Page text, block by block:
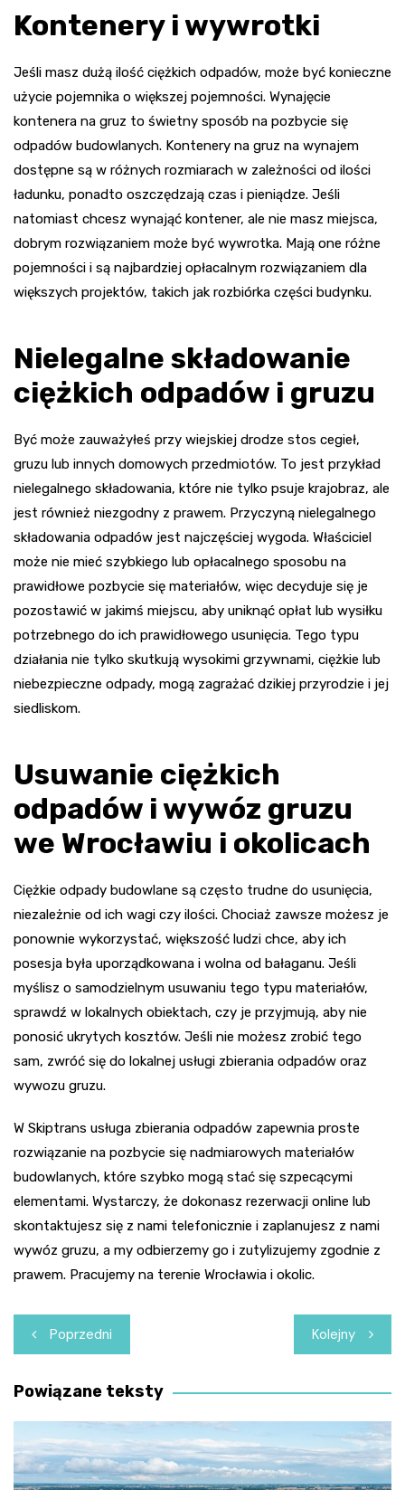
Kontenery i wywrotki
Jeśli masz dużą ilość ciężkich odpadów, może być konieczne
użycie pojemnika o większej pojemności. Wynajęcie
kontenera na gruz to świetny sposób na pozbycie się
odpadów budowlanych. Kontenery na gruz na wynajem
dostępne są w różnych rozmiarach w zależności od ilości
ładunku, ponadto oszczędzają czas i pieniądze. Jeśli
natomiast chcesz wynająć kontener, ale nie masz miejsca,
dobrym rozwiązaniem może być wywrotka. Mają one różne
pojemności i są najbardziej opłacalnym rozwiązaniem dla
większych projektów, takich jak rozbiórka części budynku.
Nielegalne składowanie
ciężkich odpadów i gruzu
Być może zauważyłeś przy wiejskiej drodze stos cegieł,
gruzu lub innych domowych przedmiotów. To jest przykład
nielegalnego składowania, które nie tylko psuje krajobraz, ale
jest również niezgodny z prawem. Przyczyną nielegalnego
składowania odpadów jest najczęściej wygoda. Właściciel
może nie mieć szybkiego lub opłacalnego sposobu na
prawidłowe pozbycie się materiałów, więc decyduje się je
pozostawić w jakimś miejscu, aby uniknąć opłat lub wysiłku
potrzebnego do ich prawidłowego usunięcia. Tego typu
działania nie tylko skutkują wysokimi grzywnami, ciężkie lub
niebezpieczne odpady, mogą zagrażać dzikiej przyrodzie i jej
siedliskom.
Usuwanie ciężkich
odpadów i wywóz gruzu
we Wrocławiu i okolicach
Ciężkie odpady budowlane są często trudne do usunięcia,
niezależnie od ich wagi czy ilości. Chociaż zawsze możesz je
ponownie wykorzystać, większość ludzi chce, aby ich
posesja była uporządkowana i wolna od bałaganu. Jeśli
myślisz o samodzielnym usuwaniu tego typu materiałów,
sprawdź w lokalnych obiektach, czy je przyjmują, aby nie
ponosić ukrytych kosztów. Jeśli nie możesz zrobić tego
sam, zwróć się do lokalnej usługi zbierania odpadów oraz
wywozu gruzu.
W Skiptrans usługa zbierania odpadów zapewnia proste
rozwiązanie na pozbycie się nadmiarowych materiałów
budowlanych, które szybko mogą stać się szpecącymi
elementami. Wystarczy, że dokonasz rezerwacji online lub
skontaktujesz się z nami telefonicznie i zaplanujesz z nami
wywóz gruzu, a my odbierzemy go i zutylizujemy zgodnie z
prawem. Pracujemy na terenie Wrocławia i okolic.
Nawigacja
wpisu
Poprzedni Kolejny
Powiązane teksty